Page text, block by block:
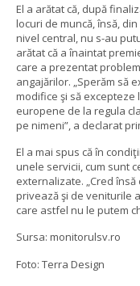
El a arătat că, după
locuri de muncă, însă,
nivel central, nu s-au
arătat că a înaintat
care a prezentat
angajărilor. „Sperăm să
modifice şi să
europene de la regula
pe nimeni”, a declarat
El a mai spus că în
unele servicii, cum sunt
externalizate. „Cred
privează şi de veniturile
care astfel nu le putem
Sursa: monitorulsv.ro
Foto: Terra Design